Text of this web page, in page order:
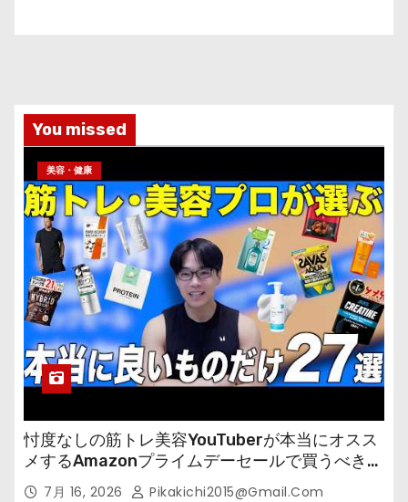
You missed
美容・健康
忖度なしの筋トレ美容YouTuberが本当にオスス
メするAmazonプライムデーセールで買うべきも
の 7月 16, 2026 Pikakichi2015@gmail.com